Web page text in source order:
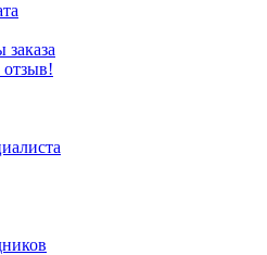
отзыв!